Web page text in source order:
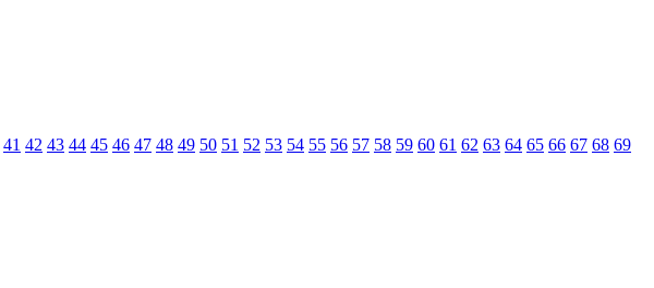
41 42 43 44 45 46 47 48 49 50 51 52 53 54 55 56 57 58 59 60 61 62 63 64 65 66 67 68 69